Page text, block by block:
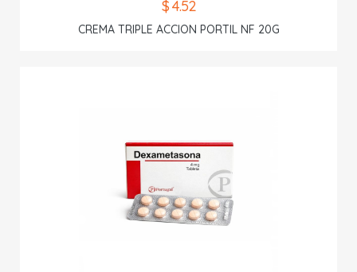
$ 4.52
CREMA TRIPLE ACCION PORTIL NF 20G